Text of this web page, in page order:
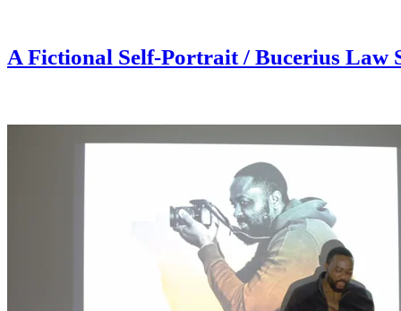
A Fictional Self-Portrait / Bucerius Law